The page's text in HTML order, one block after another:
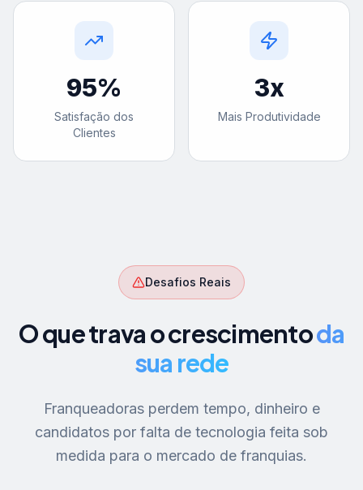
95%
Satisfação dos
Clientes
3x
Mais Produtividade
Desafios Reais
O que trava o crescimentoda
sua rede
Franqueadoras perdem tempo, dinheiro e
candidatos por falta de tecnologia feita sob
medida para o mercado de franquias.